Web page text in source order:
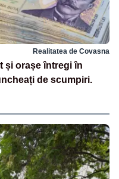
Realitatea de Covasna
și orașe întregi în
de scumpiri.